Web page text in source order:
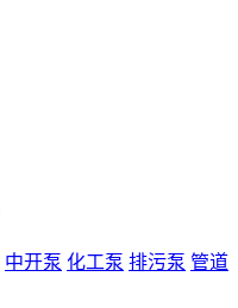
中开泵 化工泵 排污泵 管道